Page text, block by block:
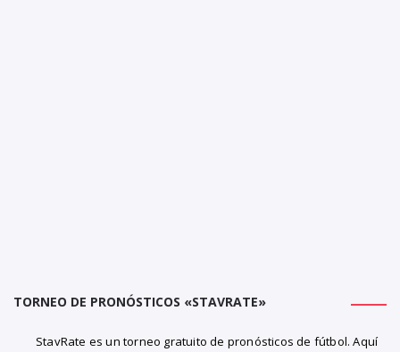
TORNEO DE PRONÓSTICOS «STAVRATE»
StavRate es un torneo gratuito de pronósticos de fútbol. Aquí